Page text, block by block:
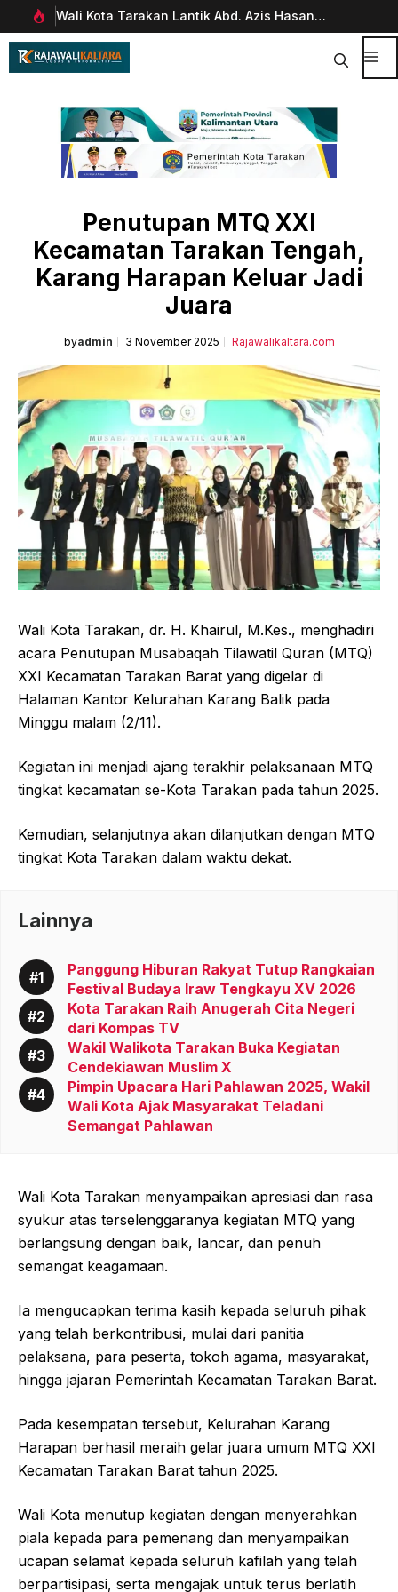
Langsung
ke
Wali Kota Tarakan Lantik Abd. Azis Hasan
sebagai Sekda
Penutupan MTQ XXI
Kecamatan Tarakan Tengah,
Karang Harapan Keluar Jadi
Juara
byadmin 3 November 2025 Rajawalikaltara.com
Wali Kota Tarakan, dr. H. Khairul, M.Kes., menghadiri
acara Penutupan Musabaqah Tilawatil Quran (MTQ)
XXI Kecamatan Tarakan Barat yang digelar di
Halaman Kantor Kelurahan Karang Balik pada
Minggu malam (2/11).
Kegiatan ini menjadi ajang terakhir pelaksanaan MTQ
tingkat kecamatan se-Kota Tarakan pada tahun 2025.
Kemudian, selanjutnya akan dilanjutkan dengan MTQ
tingkat Kota Tarakan dalam waktu dekat.
Lainnya
Panggung Hiburan Rakyat Tutup Rangkaian
Festival Budaya Iraw Tengkayu XV 2026
Kota Tarakan Raih Anugerah Cita Negeri
dari Kompas TV
Wakil Walikota Tarakan Buka Kegiatan
Cendekiawan Muslim X
Pimpin Upacara Hari Pahlawan 2025, Wakil
Wali Kota Ajak Masyarakat Teladani
Semangat Pahlawan
Wali Kota Tarakan menyampaikan apresiasi dan rasa
syukur atas terselenggaranya kegiatan MTQ yang
berlangsung dengan baik, lancar, dan penuh
semangat keagamaan.
Ia mengucapkan terima kasih kepada seluruh pihak
yang telah berkontribusi, mulai dari panitia
pelaksana, para peserta, tokoh agama, masyarakat,
hingga jajaran Pemerintah Kecamatan Tarakan Barat.
Pada kesempatan tersebut, Kelurahan Karang
Harapan berhasil meraih gelar juara umum MTQ XXI
Kecamatan Tarakan Barat tahun 2025.
Wali Kota menutup kegiatan dengan menyerahkan
piala kepada para pemenang dan menyampaikan
ucapan selamat kepada seluruh kafilah yang telah
berpartisipasi, serta mengajak untuk terus berlatih